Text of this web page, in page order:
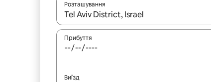
Розташування
Отримавши результати пошуку,
Прибуття
Виїзд